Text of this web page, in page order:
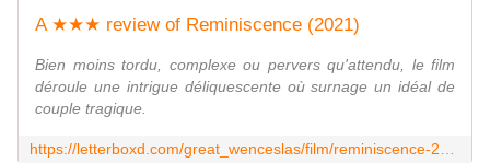
A ★★★ review of Reminiscence (2021)
Bien moins tordu, complexe ou pervers qu'attendu, le film
déroule une intrigue déliquescente où surnage un idéal de
couple tragique.